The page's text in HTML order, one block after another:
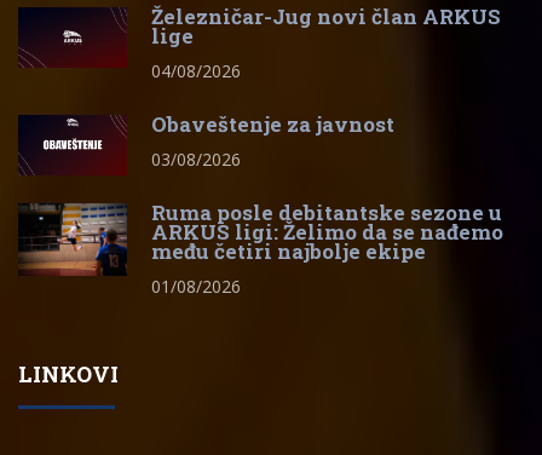
Železničar-Jug novi član ARKUS
lige
04/08/2026
Obaveštenje za javnost
03/08/2026
Ruma posle debitantske sezone u
ARKUS ligi: Želimo da se nađemo
među četiri najbolje ekipe
01/08/2026
LINKOVI